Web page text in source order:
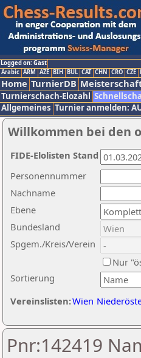
Logged on: Gast
Arabic ARM AZE BIH BUL CAT CHN CRO CZE
Home TurnierDB
Turnierschach-Elozahl
Allgemeines Turnier anmelden:
Willkommen bei den
Nachname
Ebene
Sortierung
Personennummer
Bundesland
Spgem./Kreis/Verein
Nur
Vereinslisten:Wien
FIDE-Elolisten Stand
Pnr:142419